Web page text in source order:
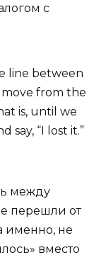
с
line between
from the
is, until we
say, “I lost it.”
между
перешли от
именно, не
вместо